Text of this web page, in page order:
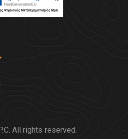
All rights reserved.